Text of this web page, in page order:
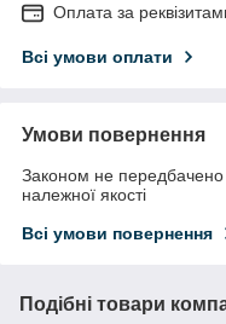
Оплата за
Всі умови оплати
Умови повернення
Законом не передбачено
належної якості
Всі умови повернення
Подібні товари